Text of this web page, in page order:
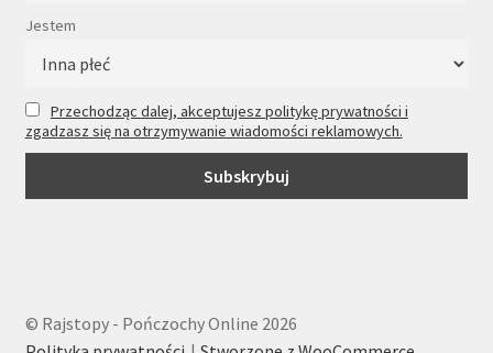
Jestem
Przechodząc dalej, akceptujesz politykę prywatności i
zgadzasz się na otrzymywanie wiadomości reklamowych.
© Rajstopy - Pończochy Online 2026